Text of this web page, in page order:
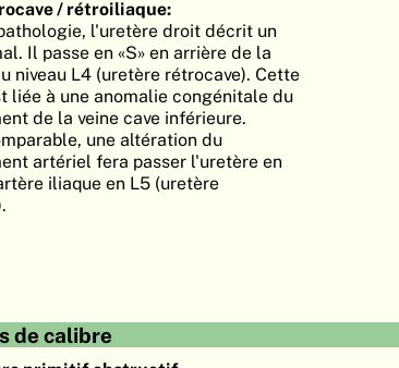
/ rétroiliaque:
l'uretère droit décrit un
Il passe en «S» en arrière de la
niveau L4 (uretère rétrocave). Cette
liée à une anomalie congénitale du
de la veine cave inférieure.
une altération du
artériel fera passer l'uretère en
iliaque en L5 (uretère
de calibre